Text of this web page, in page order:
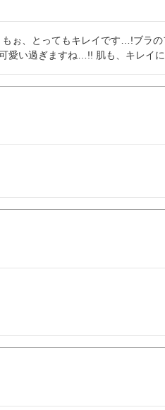
ぉ、とってもキレイです…!ブラ
愛い過ぎますね…!! 肌も、キレイ